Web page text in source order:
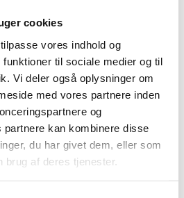
cookies
vores indhold og
til sociale medier og til
Vi deler også oplysninger om
med vores partnere inden
og
partnere kan kombinere disse
du har givet dem, eller som
brug af deres tjenester.
kigget